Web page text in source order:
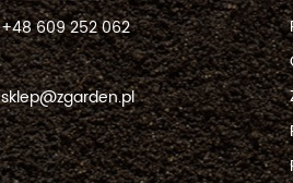
+48 609 252 062
sklep@zgarden.pl